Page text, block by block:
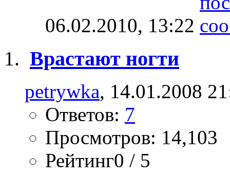
06.02.2010, 13:22
Врастают ногти
petrywka, 14.01.2008
Ответов: 7
Просмотров: 14,103
Рейтинг0 / 5